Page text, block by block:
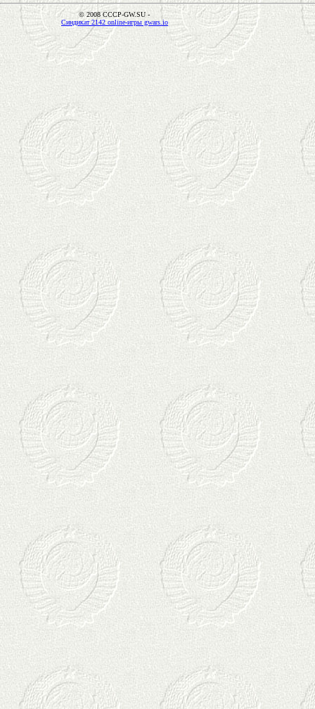
© 2008 CCCP-GW.SU -
Синдикат 2142 online-игры gwars.io